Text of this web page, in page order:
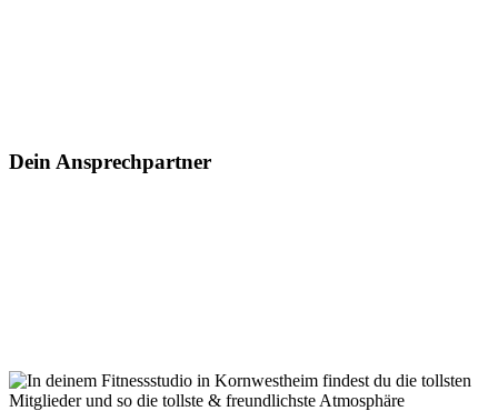
Dein Ansprechpartner